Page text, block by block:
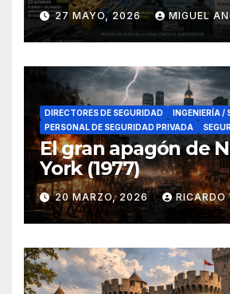
lucha contra el
en el sur de España
27 MAYO, 2026 MIGUEL
DIRECTORES DE SEGURIDAD
INGENIERÍA
PERSONAL DE SEGURIDAD PRIVADA
El gran apagón de
York (1977)
20 MARZO, 2026 RICARDO